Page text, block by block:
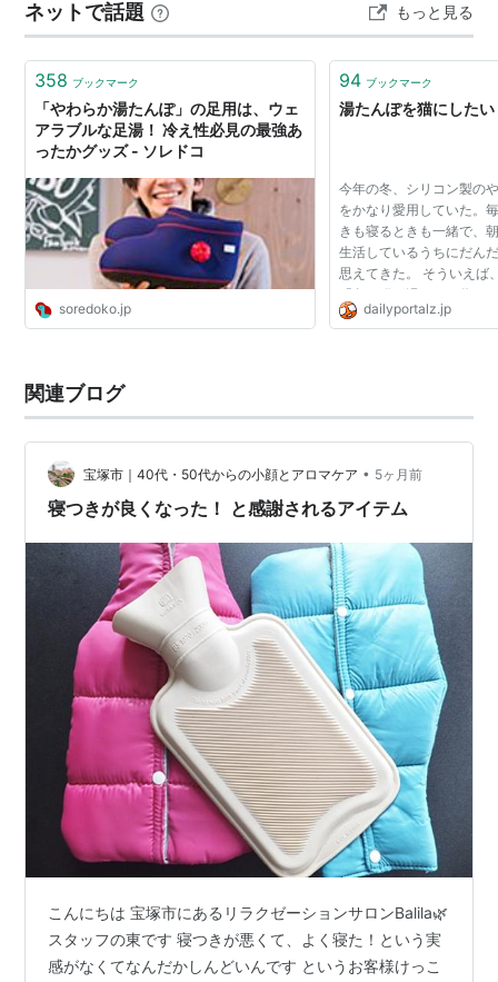
「湯タンポは朝までホカホカとあたたかかった。自分の
湯タンポを持って洗面所にゆき、祖母に栓をあけてもら
い、生ぬるいそのお湯で顔を洗うのである。・・…
ネットで話題 もっと見る
358 ブックマーク
「やわらか湯たんぽ」の足用は、ウェ
アラブルな足湯！ 冷え性必見の最強あ
ったかグッズ - ソレドコ
soredoko.jp
94 ブックマーク
湯たんぽを猫にしたい
今年の冬、シリコン製の
をかなり愛用していた。
きも寝るときも一緒で、
生活しているうちにだん
思えてきた。 そういえば
「冬は猫が湯たんぽ代わ
聞いたことがある。猫を
dailyportalz.jp
関連ブログ
宝塚市｜40代・50代からの小顔とアロマケア • 5ヶ月前
寝つきが良くなった！ と感謝されるアイテム
こんにちは 宝塚市にあるリラクゼーションサロンBalila🌿
スタッフの東です 寝つきが悪くて、よく寝た！という実
感がなくてなんだかしんどいんです というお客様けっこ